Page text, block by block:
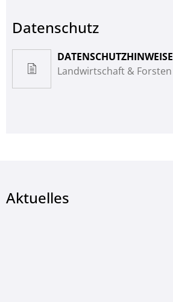
Datenschutz
DATENSCHUTZHINWEISE
Landwirtschaft & Forsten
Aktuelles